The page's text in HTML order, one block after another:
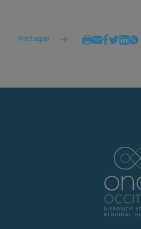
Partager